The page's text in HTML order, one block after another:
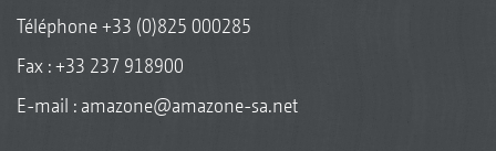
Téléphone+33 (0)825 000285
Fax : +33 237 918900
E-mail : amazone@amazone-sa.net